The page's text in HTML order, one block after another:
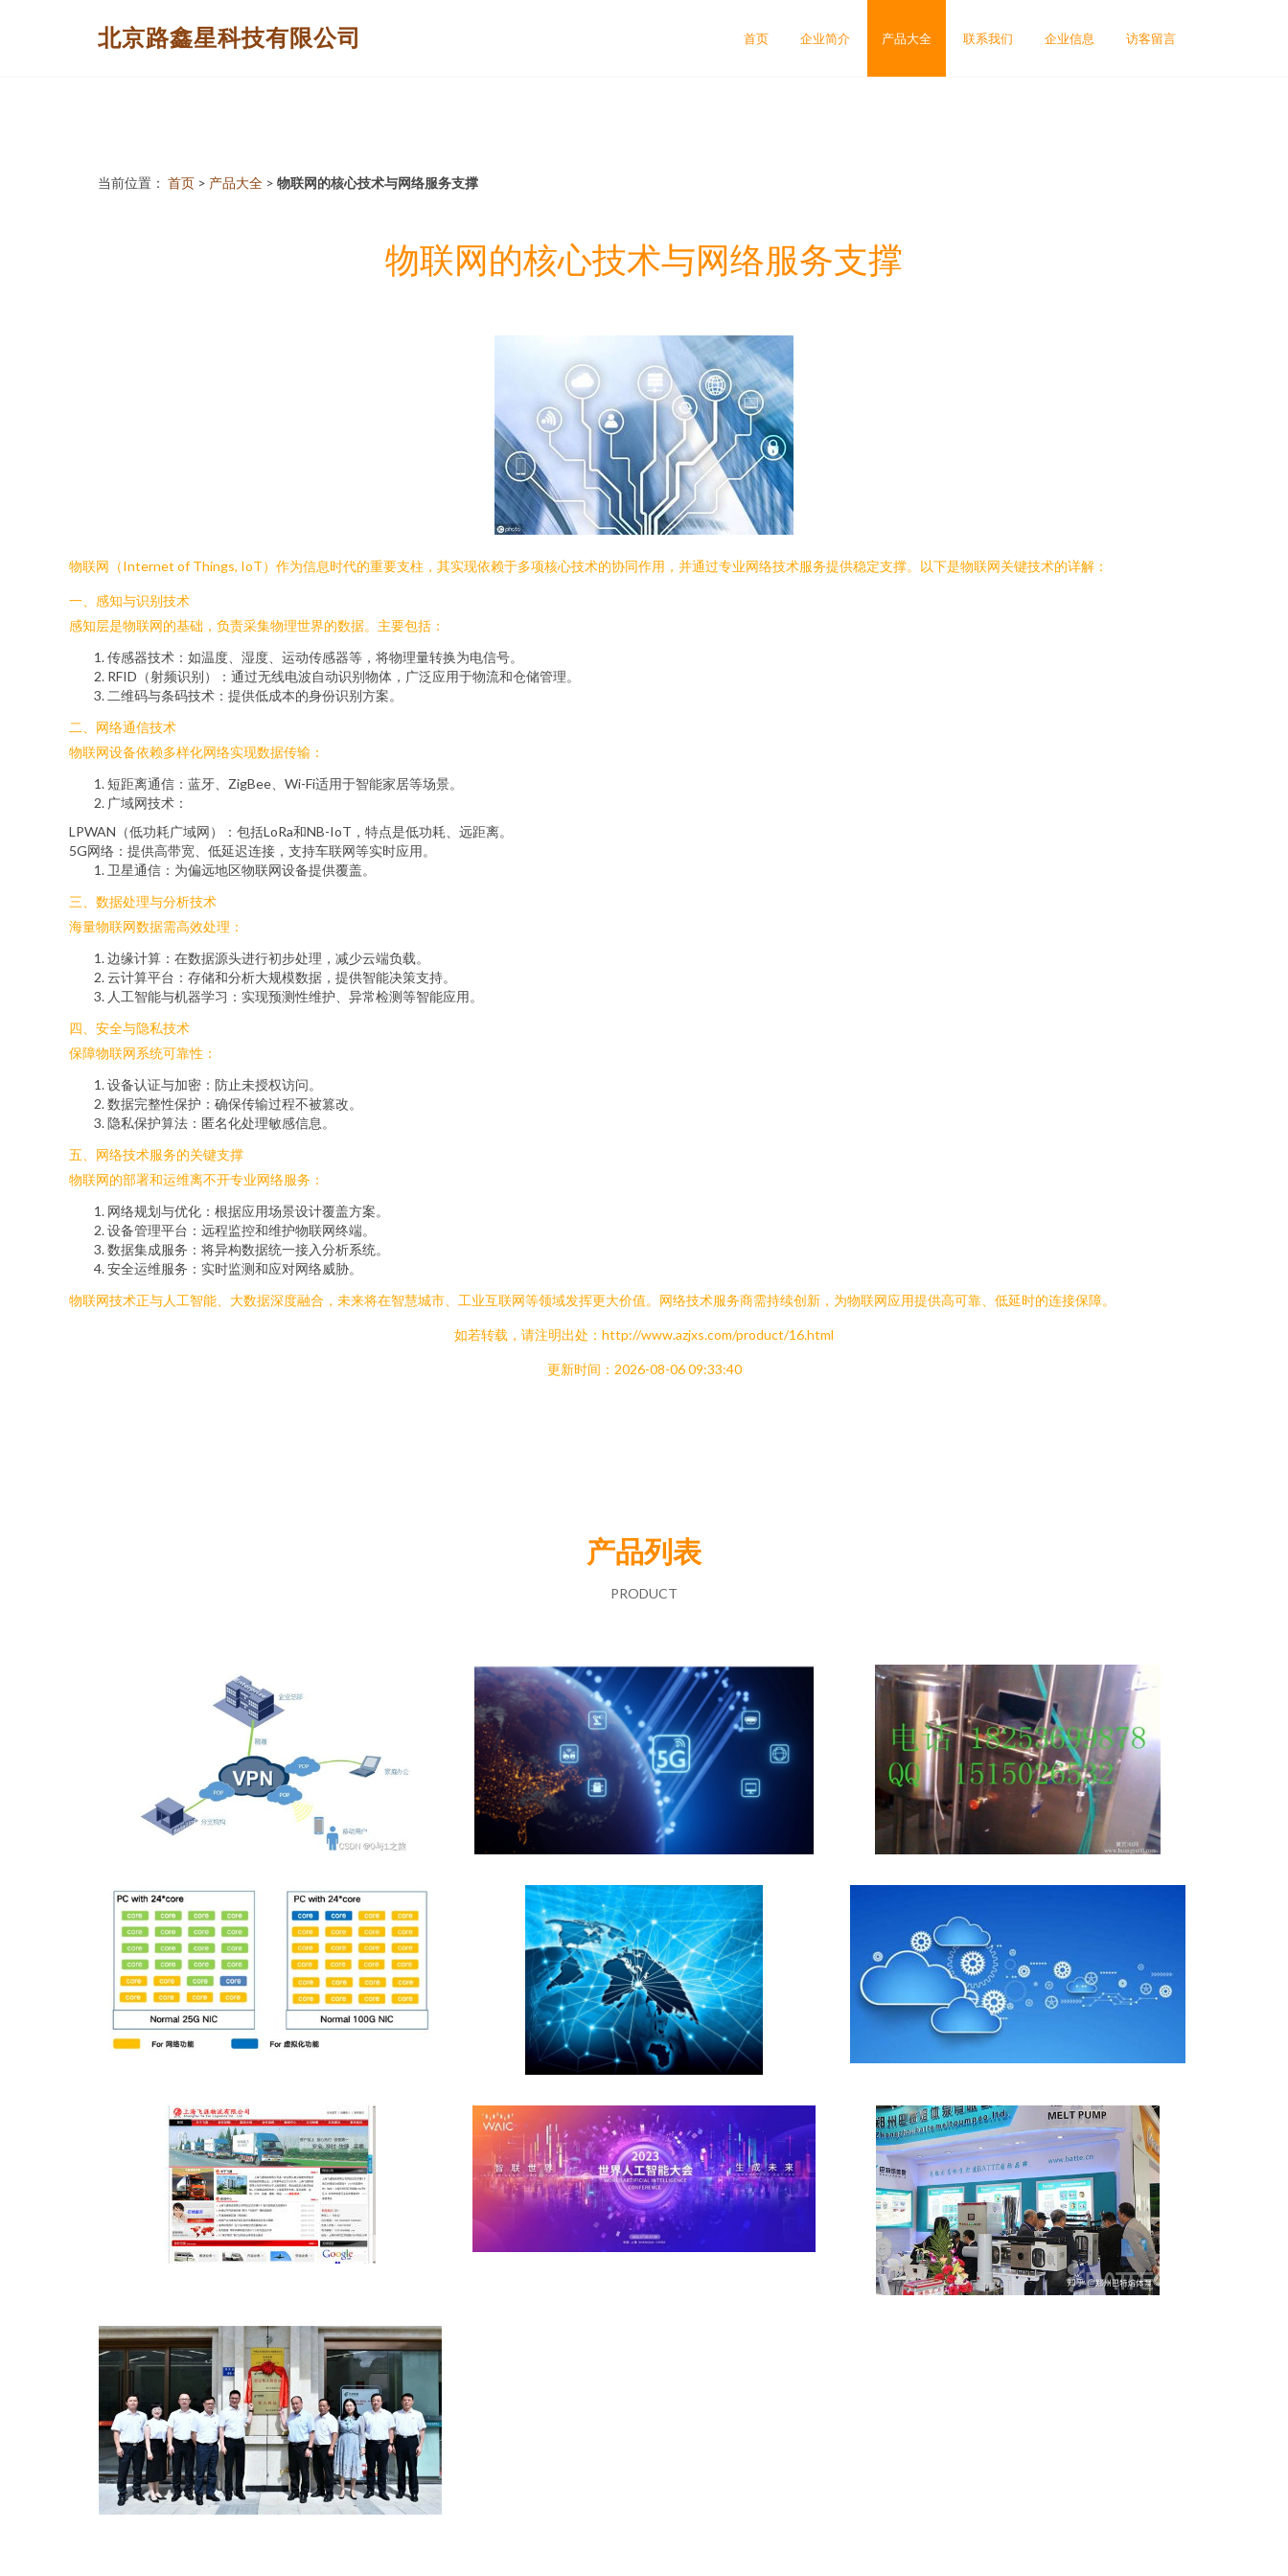
北京路鑫星科技有限公司 首页 企业简介 产品大全 联系我们 企业信息 访客留言
当前位置： 首页 > 产品大全 > 物联网的核心技术与网络服务支撑
物联网的核心技术与网络服务支撑
物联网（Internet of Things, IoT）作为信息时代的重要支柱，其实现依赖于多项核心技术的协同作用，并通过专业网络技术服务提供稳定支撑。以下是物联网关键技术的详解：
一、感知与识别技术
感知层是物联网的基础，负责采集物理世界的数据。主要包括：
传感器技术：如温度、湿度、运动传感器等，将物理量转换为电信号。
RFID（射频识别）：通过无线电波自动识别物体，广泛应用于物流和仓储管理。
二维码与条码技术：提供低成本的身份识别方案。
二、网络通信技术
物联网设备依赖多样化网络实现数据传输：
短距离通信：蓝牙、ZigBee、Wi-Fi适用于智能家居等场景。
广域网技术：
LPWAN（低功耗广域网）：包括LoRa和NB-IoT，特点是低功耗、远距离。
5G网络：提供高带宽、低延迟连接，支持车联网等实时应用。
卫星通信：为偏远地区物联网设备提供覆盖。
三、数据处理与分析技术
海量物联网数据需高效处理：
边缘计算：在数据源头进行初步处理，减少云端负载。
云计算平台：存储和分析大规模数据，提供智能决策支持。
人工智能与机器学习：实现预测性维护、异常检测等智能应用。
四、安全与隐私技术
保障物联网系统可靠性：
设备认证与加密：防止未授权访问。
数据完整性保护：确保传输过程不被篡改。
隐私保护算法：匿名化处理敏感信息。
五、网络技术服务的关键支撑
物联网的部署和运维离不开专业网络服务：
网络规划与优化：根据应用场景设计覆盖方案。
设备管理平台：远程监控和维护物联网终端。
数据集成服务：将异构数据统一接入分析系统。
安全运维服务：实时监测和应对网络威胁。
物联网技术正与人工智能、大数据深度融合，未来将在智慧城市、工业互联网等领域发挥更大价值。网络技术服务商需持续创新，为物联网应用提供高可靠、低延时的连接保障。
如若转载，请注明出处：http://www.azjxs.com/product/16.html
更新时间：2026-08-06 09:33:40
产品列表
PRODUCT